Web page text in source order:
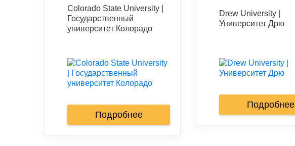
Colorado State University |
Государственный
университет Колорадо
Подробнее
Drew University |
Университет Дрю
Подробнее